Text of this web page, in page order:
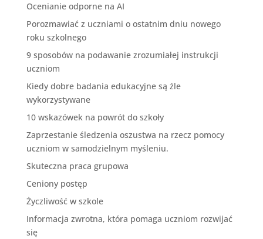
Ocenianie odporne na AI
Porozmawiać z uczniami o ostatnim dniu nowego
roku szkolnego
9 sposobów na podawanie zrozumiałej instrukcji
uczniom
Kiedy dobre badania edukacyjne są źle
wykorzystywane
10 wskazówek na powrót do szkoły
Zaprzestanie śledzenia oszustwa na rzecz pomocy
uczniom w samodzielnym myśleniu.
Skuteczna praca grupowa
Ceniony postęp
Życzliwość w szkole
Informacja zwrotna, która pomaga uczniom rozwijać
się